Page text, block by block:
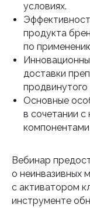
условиях.
продукта
по
доставки
Основные
в сочетании с
компонентами
Вебинар
о неинвазивных
с активатором
инструменте